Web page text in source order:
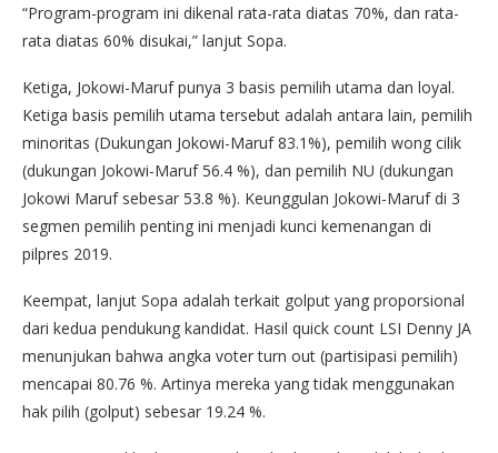
“Program-program ini dikenal rata-rata diatas 70%, dan rata-
rata diatas 60% disukai,” lanjut Sopa.
Ketiga, Jokowi-Maruf punya 3 basis pemilih utama dan loyal.
Ketiga basis pemilih utama tersebut adalah antara lain, pemilih
minoritas (Dukungan Jokowi-Maruf 83.1%), pemilih wong cilik
(dukungan Jokowi-Maruf 56.4 %), dan pemilih NU (dukungan
Jokowi Maruf sebesar 53.8 %). Keunggulan Jokowi-Maruf di 3
segmen pemilih penting ini menjadi kunci kemenangan di
pilpres 2019.
Keempat, lanjut Sopa adalah terkait golput yang proporsional
dari kedua pendukung kandidat. Hasil quick count LSI Denny JA
menunjukan bahwa angka voter turn out (partisipasi pemilih)
mencapai 80.76 %. Artinya mereka yang tidak menggunakan
hak pilih (golput) sebesar 19.24 %.